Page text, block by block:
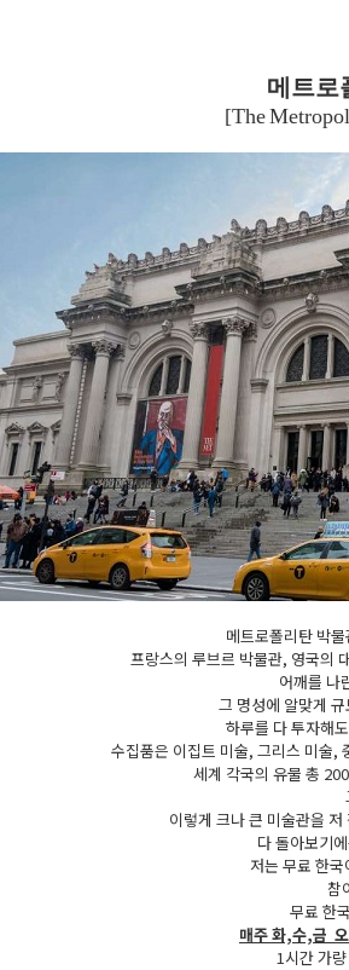
메트로
[The
메트로폴리탄 박
프랑스의 루브르 박물관, 영국의
어깨를 나
그 명성에 알맞게
하루를 다 투자해
수집품은 이집트 미술, 그리스 미술,
세계 각국의 유물 총
이렇게 크나 큰 미술관을
다 돌아보기
저는 무료 한
참
무료 한
매주 화,수,금
1시간 가